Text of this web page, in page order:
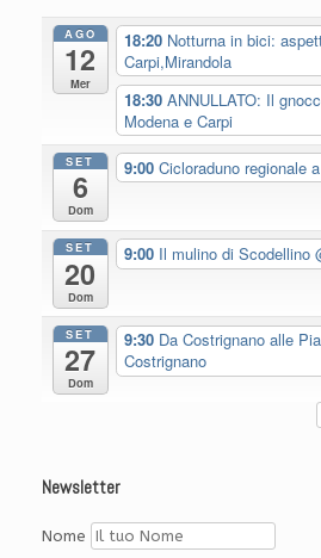
AGO
12
Mer
18:20 Notturna in bici:
Carpi,Mirandola
18:30 ANNULLATO: Il
Modena e Carpi
SET
6
Dom
9:00 Cicloraduno regionale
SET
20
Dom
9:00 Il mulino di Scodellino
SET
27
Dom
9:30 Da Costrignano alle
Costrignano
Newsletter
Nome